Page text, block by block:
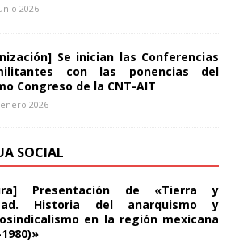
2026
Se inician las Conferencias
con las ponencias del
Congreso de la CNT-AIT
2026
SOCIAL
Presentación de «Tierra y
Historia del anarquismo y
en la región mexicana